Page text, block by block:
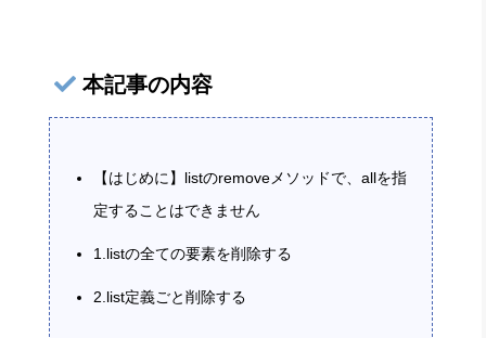
本記事の内容
【はじめに】listのremoveメソッドで、allを指
定することはできません
1.listの全ての要素を削除する
2.list定義ごと削除する